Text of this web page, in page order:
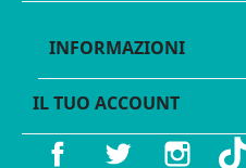
INFORMAZIONI
IL TUO ACCOUNT
Facebook Twitter